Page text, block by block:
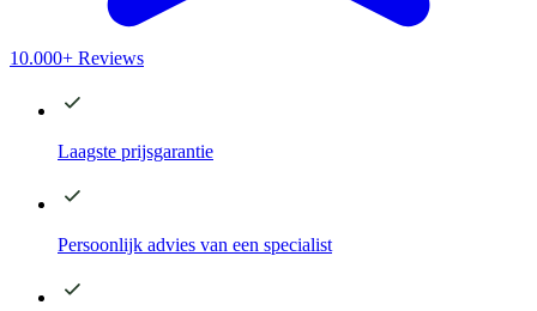
10.000+ Reviews
Laagste prijsgarantie
Persoonlijk advies van een specialist